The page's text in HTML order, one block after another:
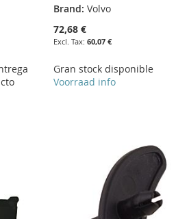
Brand: Volvo
72,68 €
60,07 €
Gran stock disponible
Voorraad info